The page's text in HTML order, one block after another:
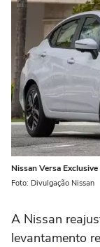
Nissan Versa
Foto: Divulgação Nissan
A Nissan
levantamento